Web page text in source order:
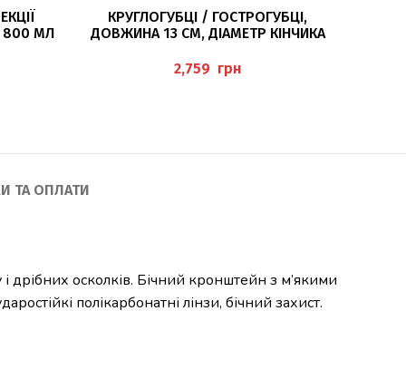
800 МЛ
ДОДАТИ В КОШИК
КРУГЛОГУБЦІ / ГОСТРОГУБЦІ,
ДОВЖИНА 13 СМ, ДІАМЕТР КІНЧИКА
грн
ТА ОПЛАТИ
дрібних осколків. Бічний кронштейн з м’якими
полікарбонатні лінзи, бічний захист.